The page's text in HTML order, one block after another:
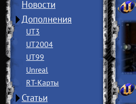
Новости
Дополнения
UT3
UT2004
UT99
Unreal
RT-Карты
Статьи